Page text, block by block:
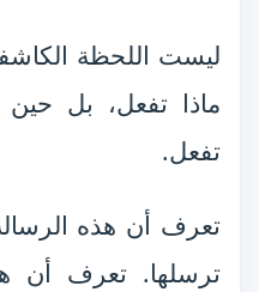
ليست اللحظة
ماذا تفعل، بل
تفعل.
تعرف أن هذه
ترسلها. تعرف أن